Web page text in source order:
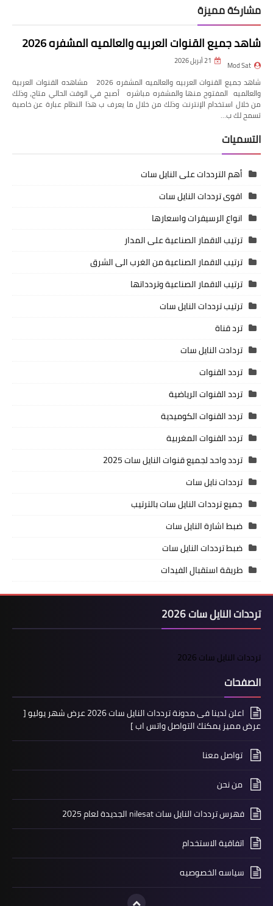
مشاركة مميزة
شاهد جميع القنوات العربيه والعالميه المشفره 2026
Mod Sat 21 أبريل 2026
شاهد جميع القنوات العربيه والعالميه المشفره 2026 مشاهده القنوات العربية
والعالميه المفتوح منها والمشفره مباشره أصبح في الوقت الحالي متاح، وذلك
من خلال استخدام الإنترنت وذلك من خلال ما يعرف ب هذا النظام عبارة عن خاصية
تسمح لك ب…
التسميات
أهم الترددات على النايل سات
اقوى ترددات النايل سات
انواع الرسيفرات واسعارها
ترتيب الاقمار الصناعية على المدار
ترتيب الاقمار الصناعية من الغرب الى الشرق
ترتيب الاقمار الصناعية وتردداتها
ترتيب ترددات النايل سات
ترد قناة
تردادت النايل سات
تردد القنوات
تردد القنوات الرياضية
تردد القنوات الكوميدية
تردد القنوات المغربية
تردد واحد لجميع قنوات النايل سات 2025
ترددات نايل سات
جميع ترددات النايل سات بالترتيب
ضبط اشارة النايل سات
ضبط ترددات النايل سات
طريقة استقبال الفيدات
ترددات النايل سات 2026
ترددات النايل سات 2026
الصفحات
اعلن لدينا فى مدونة ترددات النايل سات 2026 عرض شهر يوليو [
عرض مميز يمكنك التواصل واتس اب ]
تواصل معنا
من نحن
فهرس ترددات النايل سات nilesat الجديدة لعام 2025
اتفاقية الاستخدام
سياسه الخصوصيه